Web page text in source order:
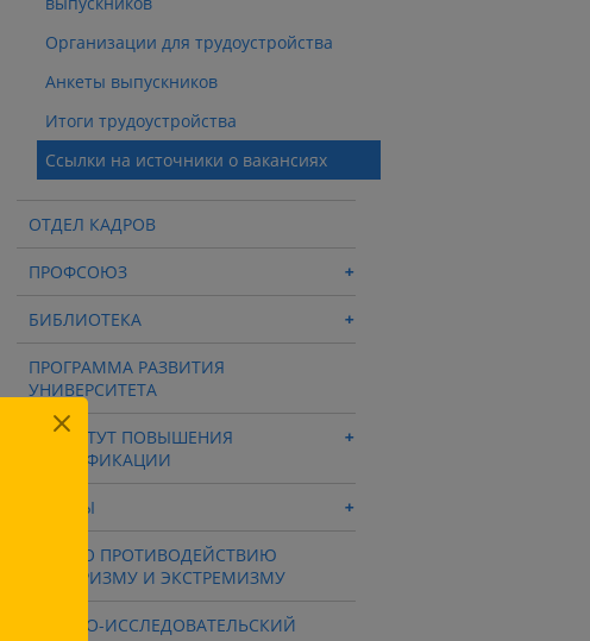
Организации для трудоустройства
Анкеты выпускников
Итоги трудоустройства
Ссылки на источники о вакансиях
ОТДЕЛ КАДРОВ
ПРОФСОЮЗ
БИБЛИОТЕКА
ПРОГРАММА РАЗВИТИЯ
УНИВЕРСИТЕТА
ИНСТИТУТ ПОВЫШЕНИЯ
КВАЛИФИКАЦИИ
ЦЕНТРЫ
НИЦ ПО ПРОТИВОДЕЙСТВИЮ
ТЕРРОРИЗМУ И ЭКСТРЕМИЗМУ
НАУЧНО-ИССЛЕДОВАТЕЛЬСКИЙ